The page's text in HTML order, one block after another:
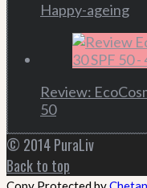
Happy-ageing
Review:
50
© 2014 PuraLiv
Back to top